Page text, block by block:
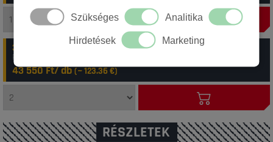
3-6 munkanap 2 db Hankook 225/70R16 103H DYNAPRO HP2
Rendelési szám: 11_000000000020031474
43 550 Ft/ db (~123.36€)
RÉSZLETEK
Szükséges Analitika
Hirdetések Marketing